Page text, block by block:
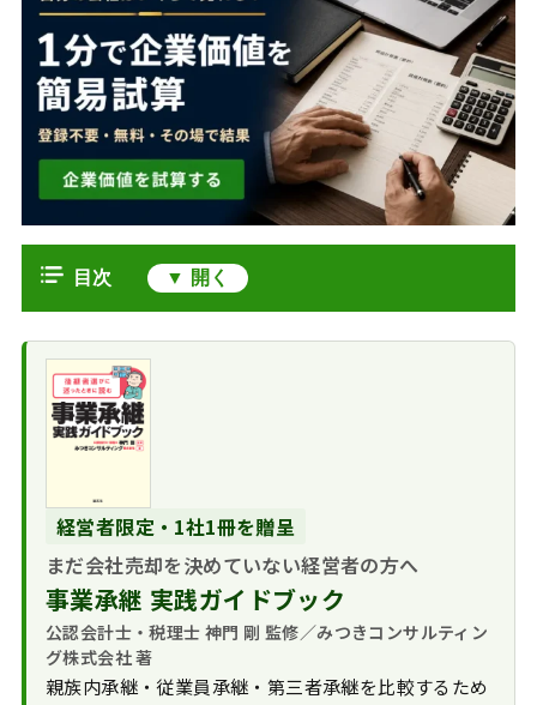
目次
題と最新動向
DXと自動化技術へ
の投資加速
2030年のドライバー36万人不足と物
流Gメン創設がM&Aを後押しする理由
景
2025年の物流業界
のM&A件数は過去最多
の113件
小規模事業者の事
大手主導の再編に
物流業界のM&Aのメリット・デメリ
ット
売り手のメリット
とデメリット
とデメリット
物流業界のM&A相場と企業価値
物流業界での譲渡
地域の足を守るため、タクシー会社
を物流企業に譲渡した事例
経営者限定・1社1冊を贈呈
まだ会社売却を決めていない経営者の方へ
事業承継 実践ガイドブック
公認会計士・税理士 神門 剛 監修／みつきコンサルティン
グ株式会社 著
親族内承継・従業員承継・第三者承継を比較するため